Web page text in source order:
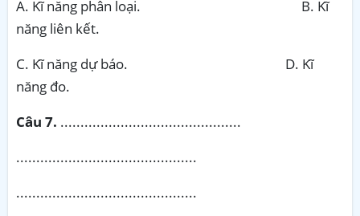
A. Kĩ năng phân loại. B. Kĩ
năng liên kết.
C. Kĩ năng dự báo. D. Kĩ
năng đo.
Câu 7. .............................................
.............................................
.............................................